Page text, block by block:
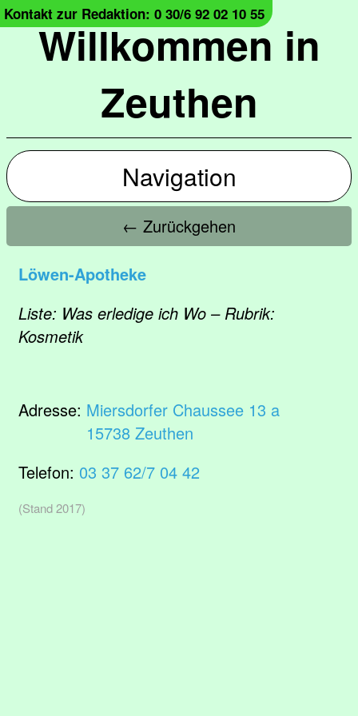
Willkommen in
Zeuthen
Kontakt zur Redaktion: 0 30/6 92 02 10 55
Navigation
← Zurückgehen
Löwen-Apotheke
Liste: Was erledige ich Wo – Rubrik:
Kosmetik
Adresse: Miersdorfer Chaussee 13 a
15738 Zeuthen
Telefon: 03 37 62/7 04 42
(Stand 2017)